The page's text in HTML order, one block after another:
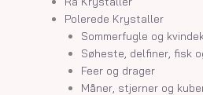
Polerede Krystaller
Sommerfugle og
Søheste, delfiner, fisk
Feer og drager
Måner, stjerner og